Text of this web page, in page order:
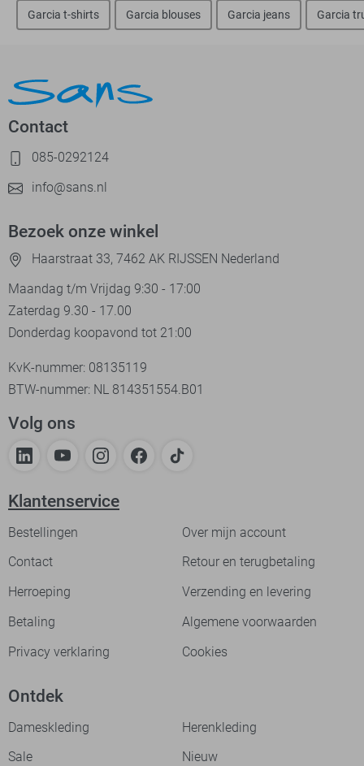
Garcia t-shirts Garcia blouses Garcia jeans Garcia
Contact
085-0292124
info@sans.nl
Bezoek onze winkel
Haarstraat 33, 7462 AK RIJSSEN Nederland
Maandag t/m Vrijdag 9:30 - 17:00
Zaterdag 9.30 - 17.00
Donderdag koopavond tot 21:00
KvK-nummer: 08135119
BTW-nummer: NL 814351554.B01
Volg ons
Klantenservice
Bestellingen
Over mijn account
Contact
Retour en terugbetaling
Herroeping
Verzending en levering
Betaling
Algemene voorwaarden
Privacy verklaring
Cookies
Ontdek
Dameskleding
Herenkleding
Sale
Nieuw